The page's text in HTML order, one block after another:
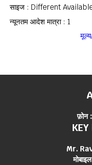
साइज : Different
न्यूनतम आदेश मात्रा : 1
फ़ोन :
Mr.